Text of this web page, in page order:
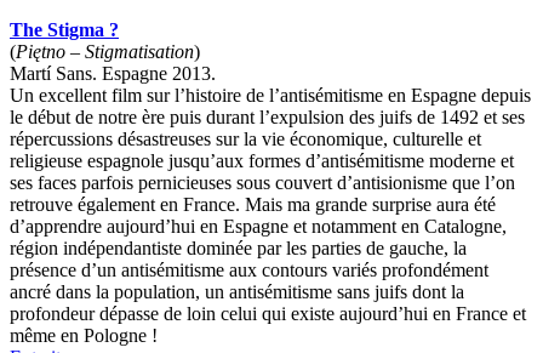
The Stigma ?
(Piętno – Stigmatisation)
Martí Sans. Espagne 2013.
Un excellent film sur l’histoire de l’antisémitisme en Espagne depuis
le début de notre ère puis durant l’expulsion des juifs de 1492 et ses
répercussions désastreuses sur la vie économique, culturelle et
religieuse espagnole jusqu’aux formes d’antisémitisme moderne et
ses faces parfois pernicieuses sous couvert d’antisionisme que l’on
retrouve également en France. Mais ma grande surprise aura été
d’apprendre aujourd’hui en Espagne et notamment en Catalogne,
région indépendantiste dominée par les parties de gauche, la
présence d’un antisémitisme aux contours variés profondément
ancré dans la population, un antisémitisme sans juifs dont la
profondeur dépasse de loin celui qui existe aujourd’hui en France et
même en Pologne !